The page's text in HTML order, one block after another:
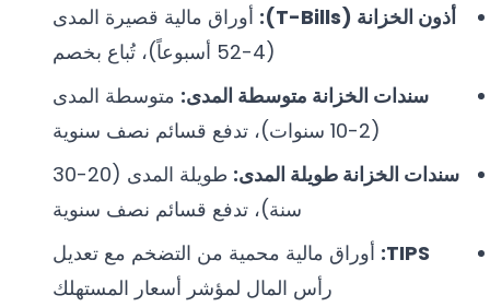
أذون الخزانة (T-Bills):
أوراق مالية قصيرة المدى
(4-52 أسبوعاً)، تُباع بخصم
سندات الخزانة متوسطة المدى: متوسطة المدى
(2-10 سنوات)، تدفع قسائم نصف سنوية
سندات الخزانة طويلة المدى:
طويلة المدى (20-30
سنة)، تدفع قسائم نصف سنوية
TIPS: أوراق مالية محمية من التضخم مع تعديل
رأس المال لمؤشر أسعار المستهلك